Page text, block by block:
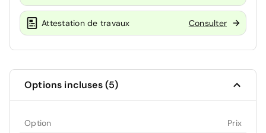
Attestation de travaux Consulter
Options incluses (5)
Option Prix